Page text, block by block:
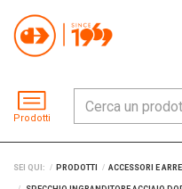
Prodotti
SEI QUI: PRODOTTI ACCESSORI E